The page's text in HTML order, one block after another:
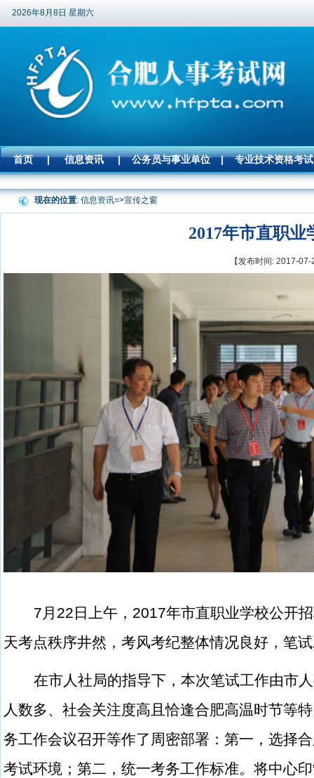
2026年8月8日 星期六
首页 | 信息资讯 | 公务员与事业单位 | 专业技术资格考试
现在的位置: 信息资讯=>宣传之窗
2017年市直职
【发布时间: 2017-
7月 22 日上午， 2017年市直职业学校公开
天考点秩序井然，考风考纪整体情况良好，笔
在市人社局的指导下，本次笔试工作由市
人数多、社会关注度高且恰逢合肥高温时节等
务工作会议召开等作了周密部署：第一，选择
考试环境；第二，统一考务工作标准。将中心